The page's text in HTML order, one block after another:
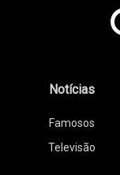
Notícias
Famosos
Televisão